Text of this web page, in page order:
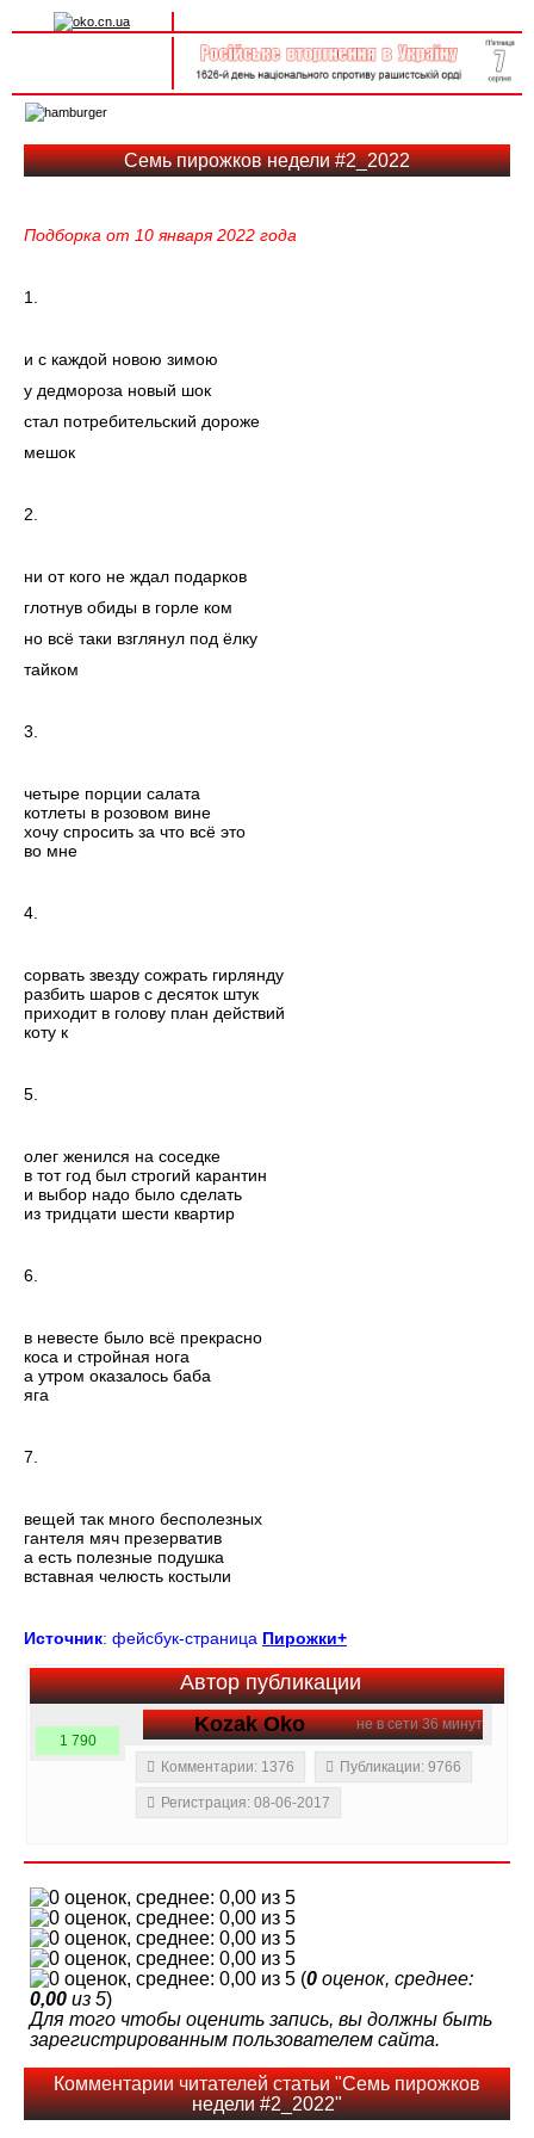
navigation
Семь пирожков недели #2_2022
Подборка от 10 января 2022 года
1.
и с каждой новою зимою
у дедмороза новый шок
стал потребительский дороже
мешок
2.
ни от кого не ждал подарков
глотнув обиды в горле ком
но всё таки взглянул под ёлку
тайком
3.
четыре порции салата
котлеты в розовом вине
хочу спросить за что всё это
во мне
4.
сорвать звезду сожрать гирлянду
разбить шаров с десяток штук
приходит в голову план действий
коту к
5.
олег женился на соседке
в тот год был строгий карантин
и выбор надо было сделать
из тридцати шести квартир
6.
в невесте было всё прекрасно
коса и стройная нога
а утром оказалось баба
яга
7.
вещей так много бесполезных
гантеля мяч презерватив
а есть полезные подушка
вставная челюсть костыли
Источник: фейсбук-страница Пирожки+
Автор публикации
не в сети 36 минут
Kozak Oko
1 790
Комментарии: 1376
Публикации: 9766
Регистрация: 08-06-2017
(0 оценок, среднее:
0,00 из 5)
Для того чтобы оценить запись, вы должны быть
зарегистрированным пользователем сайта.
Комментарии читателей статьи "Семь пирожков
недели #2_2022"